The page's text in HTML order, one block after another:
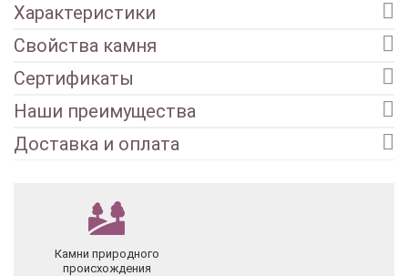
Характеристики
Свойства камня
Сертификаты
Наши преимущества
Доставка и оплата
Камни природного
происхождения